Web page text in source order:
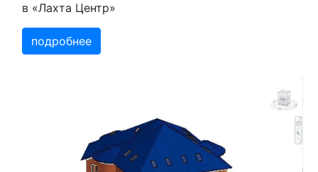
в «Лахта Центр»
подробнее